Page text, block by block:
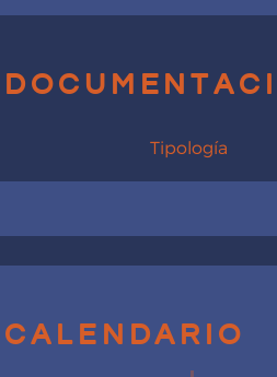
Tipología
calendario